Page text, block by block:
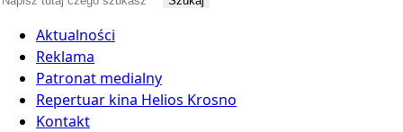
Aktualności
Reklama
Patronat medialny
Repertuar kina Helios Krosno
Kontakt